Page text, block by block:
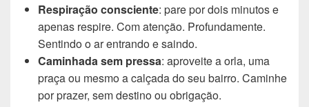
Respiração consciente: pare por dois minutos e
apenas respire. Com atenção. Profundamente.
Sentindo o ar entrando e saindo.
Caminhada sem pressa: aproveite a orla, uma
praça ou mesmo a calçada do seu bairro. Caminhe
por prazer, sem destino ou obrigação.